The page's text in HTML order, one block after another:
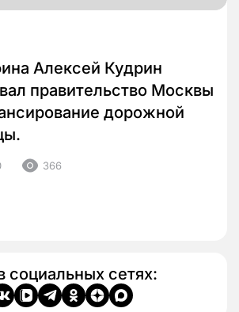
Алексей Кудрин
правительство Москвы
дорожной
366
социальных сетях: